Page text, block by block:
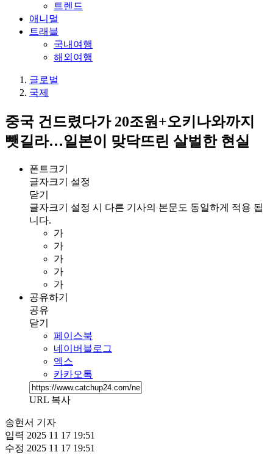
트렌드
애니멀
트래블
국내여행
해외여행
글로벌
국제
중국 건드렸다가 20조원+오키나와까지
뺏길라…일본이 맞닥뜨린 살벌한 현실
폰트크기
글자크기 설정
닫기
글자크기 설정 시 다른 기사의 본문도 동일하게 적용 됩
니다.
가
가
가
가
가
공유하기
공유
닫기
페이스북
네이버블로그
엑스
카카오톡
URL 복사
송현서 기자
입력 2025 11 17 19:51
수정 2025 11 17 19:51